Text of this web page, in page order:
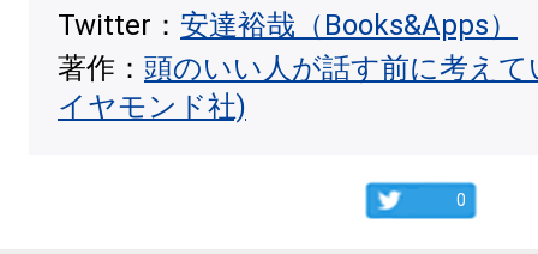
Twitter： 安達裕哉（Books&Apps）
著作： 頭のいい人が話す前に考え
イヤモンド社)
0